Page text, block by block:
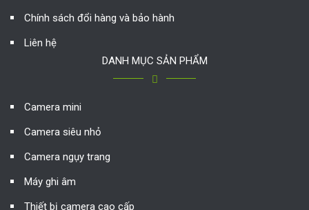
Chính sách đổi hàng và bảo hành
Liên hệ
DANH MỤC SẢN PHẨM
Camera mini
Camera siêu nhỏ
Camera ngụy trang
Máy ghi âm
Thiết bị camera cao cấp